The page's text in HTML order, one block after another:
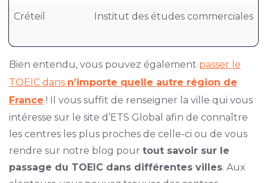
Créteil Institut des études commerciales
Bien entendu, vous pouvez également passer le
TOEIC dans n’importe quelle autre région de
France ! Il vous suffit de renseigner la ville qui vous
intéresse sur le site d’ETS Global afin de connaître
les centres les plus proches de celle-ci ou de vous
rendre sur notre blog pour tout savoir sur le
passage du TOEIC dans différentes villes. Aux